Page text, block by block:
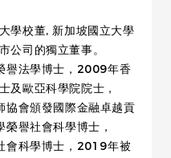
學校董, 新加坡國立大學
公司的獨立董事。
譽法學博士，2009年香
及歐亞科學院院士，
會頒發國際金融卓越貢
譽社會科學博士，
會科學博士，2019年被